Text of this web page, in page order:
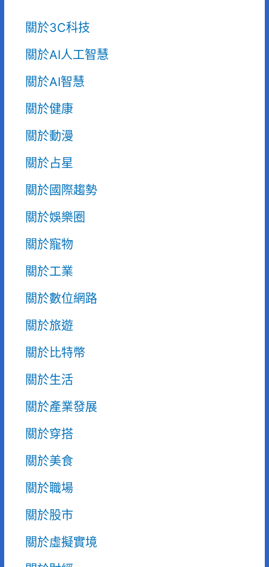
關於3C科技
關於AI人工智慧
關於AI智慧
關於健康
關於動漫
關於占星
關於國際趨勢
關於娛樂圈
關於寵物
關於工業
關於數位網路
關於旅遊
關於比特幣
關於生活
關於產業發展
關於穿搭
關於美食
關於職場
關於股市
關於虛擬實境